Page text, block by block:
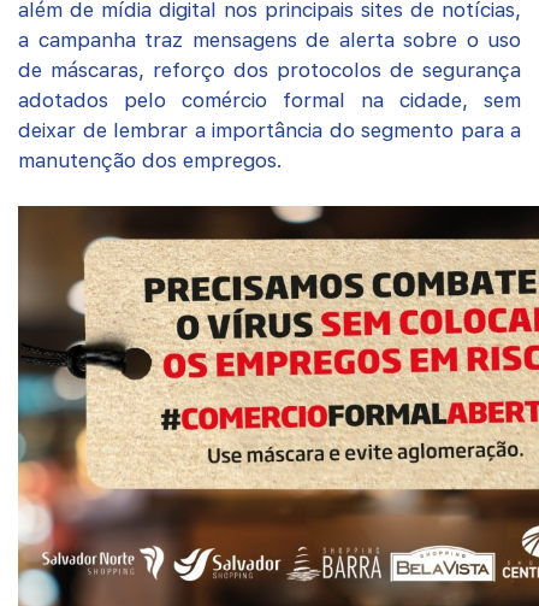
além de mídia digital nos principais sites de notícias,
a campanha traz mensagens de alerta sobre o uso
de máscaras, reforço dos protocolos de segurança
adotados pelo comércio formal na cidade, sem
deixar de lembrar a importância do segmento para a
manutenção dos empregos.